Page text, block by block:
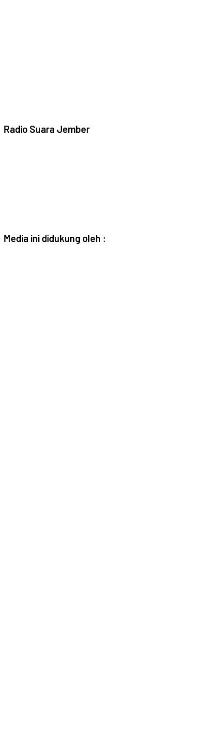
Radio Suara Jember
Media ini didukung oleh :